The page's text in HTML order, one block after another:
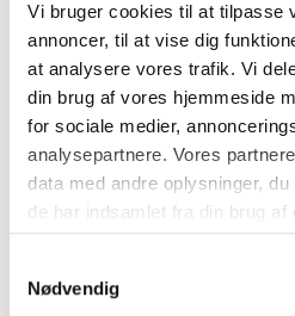
Vi bruger cookies til at tilpasse
annoncer, til at vise dig
at analysere vores trafik. Vi
din brug af vores hjemmeside
for sociale medier,
analysepartnere. Vores
data med andre oplysninger,
de har indsamlet fra din brug af
Nødvendig